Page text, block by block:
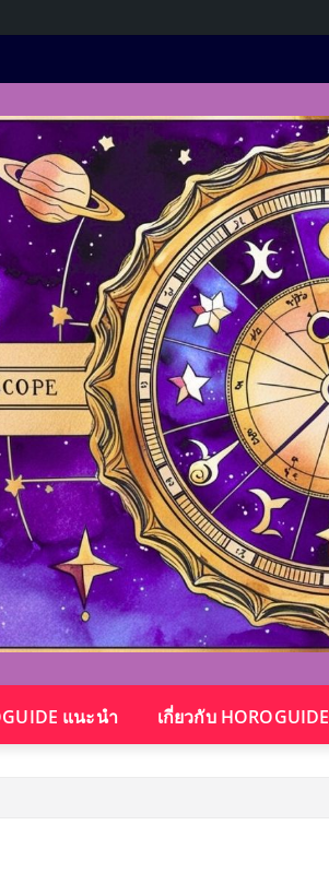
แนะนำ เกี่ยวกับ HOROGUIDE